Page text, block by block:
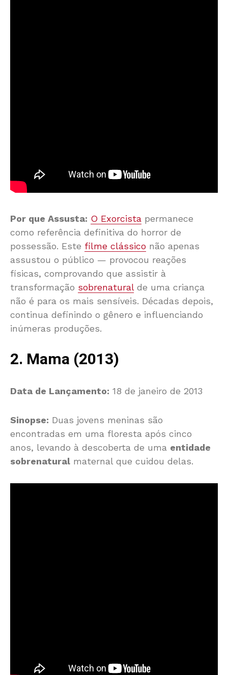
Por que Assusta: O Exorcista permanece
como referência definitiva do horror de
possessão. Este filme clássico não apenas
assustou o público — provocou reações
físicas, comprovando que assistir à
transformação sobrenaturalde uma criança
não é para os mais sensíveis. Décadas depois,
continua definindo o gênero e influenciando
inúmeras produções.
2. Mama (2013)
Data de Lançamento: 18 de janeiro de 2013
Sinopse: Duas jovens meninas são
encontradas em uma floresta após cinco
anos, levando à descoberta de uma entidade
sobrenatural maternal que cuidou delas.